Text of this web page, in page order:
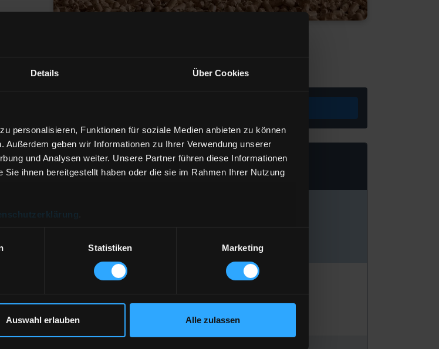
Details Über Cookies
personalisieren, Funktionen für soziale Medien anbieten zu können
geben wir Informationen zu Ihrer Verwendung unserer
und Analysen weiter. Unsere Partner führen diese Informationen
ihnen bereitgestellt haben oder die sie im Rahmen Ihrer Nutzung
Statistiken Marketing
Auswahl erlauben Alle zulassen
Heizöl Standard
HATTENDORF GmbH
Preis pro 100 Liter
19 % MwSt. und Lieferung